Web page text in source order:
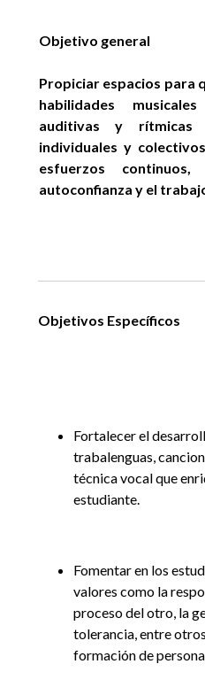
Objetivo general
Propiciar espacios para
habilidades
auditivas y
individuales y
esfuerzos
autoconfianza y el
Objetivos Específicos
Fortalecer el
trabalenguas,
técnica vocal que
estudiante.
Fomentar en los
valores como la
proceso del otro, la
tolerancia, entre
formación de